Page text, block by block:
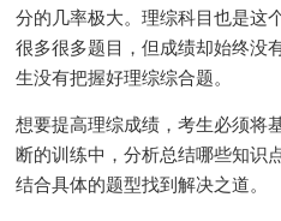
分的几率极大。理综科目也是这
很多很多题目，但成绩却始终没
生没有把握好理综综合题。
想要提高理综成绩，考生必须将
断的训练中，分析总结哪些知识
结合具体的题型找到解决之道。